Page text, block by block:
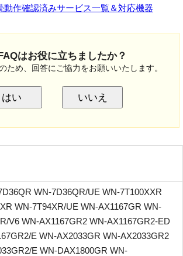
動作確認済みサービス一覧＆対応機器
はお役に立ちましたか？
ため、回答にご協力をお願いいたします。
はい いいえ
WN-7D36QR/UE WN-7T100XXR
WN-7T94XR/UE WN-AX1167GR WN-
V6 WN-AX1167GR2 WN-AX1167GR2-ED
E WN-AX2033GR WN-AX2033GR2
E WN-DAX1800GR WN-